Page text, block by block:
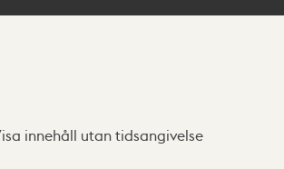
innehåll utan tidsangivelse